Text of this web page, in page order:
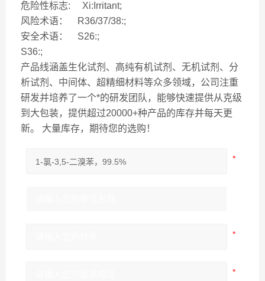
危险性标志: Xi:Irritant;
风险术语： R36/37/38:;
安全术语： S26:;
S36:;
产品线涵盖生化试剂、高纯有机试剂、无机试剂、分
析试剂、中间体、超精细材料等众多领域，公司注重
研发并培养了一个*的研发团队，能够快速提供从克级
到大包装，提供超过20000+种产品的库存并每天更
新。 大量库存，期待您的选购！